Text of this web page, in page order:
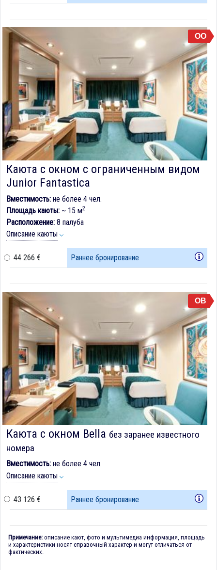
OO
Каюта с окном с ограниченным видом
Junior Fantastica
Вместимость: не более 4 чел.
Площадь каюты: ~ 15 м2
Расположение: 8 палуба
Описание каюты
44 266 € Раннее бронирование
OB
Каюта с окном Bella без заранее известного
номера
Вместимость: не более 4 чел.
Описание каюты
43 126 € Раннее бронирование
Примечание: описание кают, фото и мультимедиа информация, площадь
и характеристики носят справочный характер и могут отличаться от
фактических.